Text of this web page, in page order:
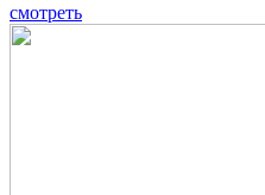
смотреть